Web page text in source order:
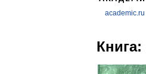
academic.ru
Книга: